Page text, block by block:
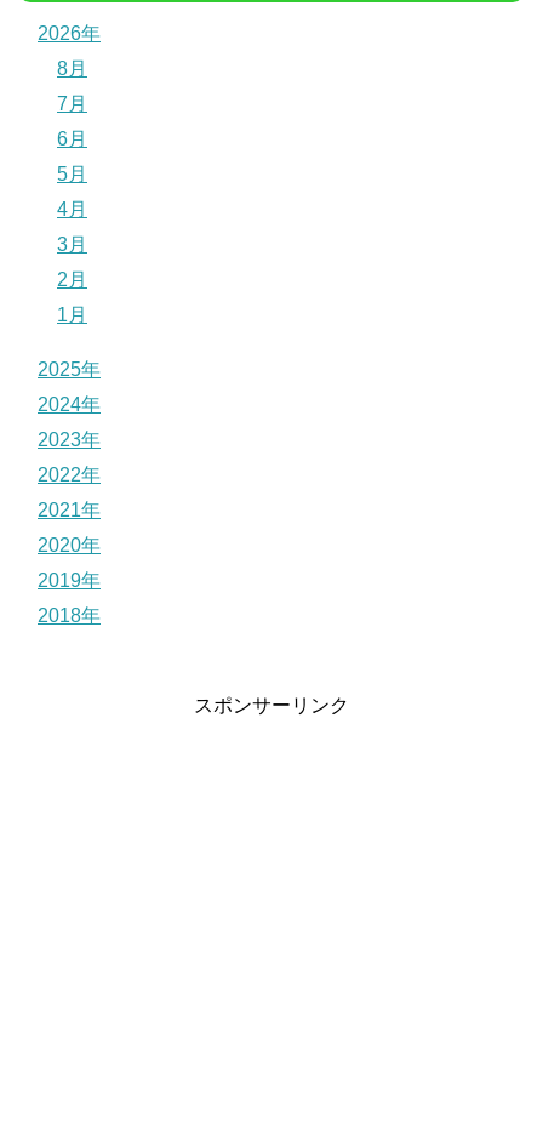
2026年
8月
7月
6月
5月
4月
3月
2月
1月
2025年
2024年
2023年
2022年
2021年
2020年
2019年
2018年
スポンサーリンク